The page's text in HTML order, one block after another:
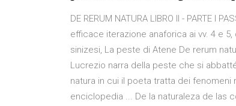
DE RERUM NATURA LIBRO II - PARTE I
efficace iterazione anaforica ai vv. 4 e
sinizesi, La peste di Atene De rerum
Lucrezio narra della peste che si
natura in cui il poeta tratta dei fenomeni
enciclopedia ... De la naturaleza de las